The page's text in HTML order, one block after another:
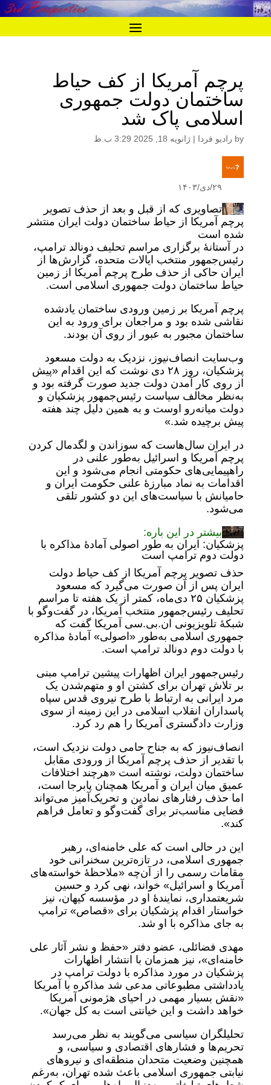
پرچم آمریکا از کف حیاط
ساختمان دولت جمهوری
اسلامی پاک شد
by رادیو فردا | ژانویه 18, 2025 3:29 ب.ظ
۲۹/دی/۱۴۰۳
تصاویری که از قبل و بعد از حذف تصویر
پرچم آمریکا از حیاط ساختمان دولت ایران منتشر
شده است
در آستانۀ برگزاری مراسم تحلیف دونالد ترامپ،
رئیس‌جمهور منتخب ایالات متحده، گزارش‌ها از
ایران حاکی از حذف طرح پرچم آمریکا از زمین
حیاط ساختمان دولت جمهوری اسلامی است.
پرچم آمریکا بر زمین ورودی ساختمان یادشده
نقاشی شده بود و مراجعان برای ورود به این
ساختمان مجبور به عبور از روی آن بودند.
وب‌سایت انصاف‌نیوز، نزدیک به دولت مسعود
پزشکیان، روز ۲۸ دی نوشت که این اقدام «پیش
از روی کار آمدن دولت جدید صورت گرفته بود و
به‌نظر مخالف سیاست رئیس‌جمهور پزشکیان و
دولت میانه‌رو اوست و به همین دلیل چند هفته
پیش برچیده شد.»
در ایران سال‌هاست که سوزاندن و لگدمال کردن
پرچم آمریکا و اسرائیل به‌طور علنی در
راهپیمایی‌های حکومتی انجام می‌شود و این
اقدامات به نماد مبارزۀ علنی حکومت ایران و
حامیانش با سیاست‌های این دو کشور تلقی
می‌شود.
بیشتر در این باره:
پزشکیان: ایران به طور اصولی آمادهٔ مذاکره با
دولت دوم ترامپ است
حذف تصویر پرچم آمریکا از کف حیاط دولت
ایران پس از آن صورت می‌گیرد که مسعود
پزشکیان ۲۵ دی‌ماه، کمتر از یک‌ هفته تا مراسم
تحلیف رئیس‌جمهور منتخب آمریکا، در گفت‌وگو با
شبکۀ تلویزیونی ان.بی.سی آمریکا گفت که
جمهوری اسلامی به‌طور «اصولی» آمادهٔ مذاکره
با دولت دوم دونالد ترامپ است.
رئیس‌جمهور ایران اظهارات پیشین ترامپ مبنی
بر تلاش تهران برای کشتن او و متهم‌شدن یک
مرد ایرانی به ارتباط با طرح نیروی قدس سپاه
پاسداران انقلاب اسلامی در این زمینه از سوی
وزارت دادگستری آمریکا را هم رد کرد.
انصاف‌نیوز که به جناح حامی دولت نزدیک است،
با تقدیر از حذف پرچم آمریکا از ورودی مقابل
ساختمان دولت، نوشته است «هرچند اختلافات
عمیق میان ایران و آمریکا همچنان پابرجا است،
اما حذف رفتارهای نمادین و تحریک‌آمیز می‌تواند
فضایی مناسب‌تر برای گفت‌وگو و تعامل فراهم
کند».
این در حالی است که علی خامنه‌ای، رهبر
جمهوری اسلامی، در تازه‌ترین سخنرانی خود
مقامات رسمی را از آن‌چه «ملاحظهٔ خواسته‌های
آمریکا و اسرائیل» خواند، نهی کرد و حسین
شریعتمداری، نمایندۀ او در مؤسسه کیهان، نیز
خواستار اقدام پزشکیان برای «قصاص» ترامپ
به جای مذاکره با او شد.
مهدی فضائلی،‌ عضو دفتر «حفظ و نشر آثار علی
خامنه‌ای»، نیز همزمان با انتشار اظهارات
پزشکیان در مورد مذاکره با دولت ترامپ در
یادداشتی مطبوعاتی مدعی شد مذاکره با آمریکا
«نقش بسیار مهمی در احیای هژمونی آمریکا
خواهد داشت و این خیانتی است به کل جهان».
تحلیلگران سیاسی می‌گویند به نظر می‌رسد
تحریم‌ها و فشارهای اقتصادی و سیاسی، و
همچنین وضعیت متحدان منطقه‌ای و نیروهای
نیابتی جمهوری اسلامی باعث شده تهران، به‌رغم